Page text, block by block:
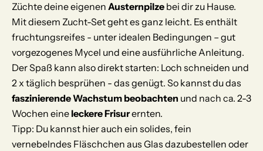
Züchte deine eigenen Austernpilze bei dir zu Hause.
Mit diesem Zucht-Set geht es ganz leicht. Es enthält
fruchtungsreifes - unter idealen Bedingungen – gut
vorgezogenes Mycel und eine ausführlicheAnleitung.
Der Spaß kann also direkt starten: Loch schneiden und
2 x täglich besprühen - das genügt. So kannst du das
faszinierende Wachstum beobachten und nach ca. 2-3
Wochen eine leckere Frisurernten.
Tipp: Du kannst hier auch ein solides, fein
vernebelndes Fläschchen aus Glas dazubestellen oder